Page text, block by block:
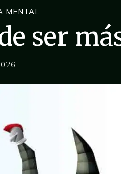
MENTAL
ser